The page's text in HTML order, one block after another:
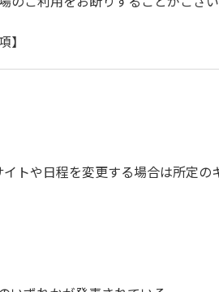
】
ｍ/ｈ以下）を行なってください。
場所へ捨ててください。ビン・
上で指定の回収場所へ廃棄してく
序、善良の風俗に反する恐れの
他の物品を損傷、紛失、汚染さ
につきましては、一切の責任を負
ください。
時の間車輌移動はご遠慮ください。
トや日程を変更する場合は所定の